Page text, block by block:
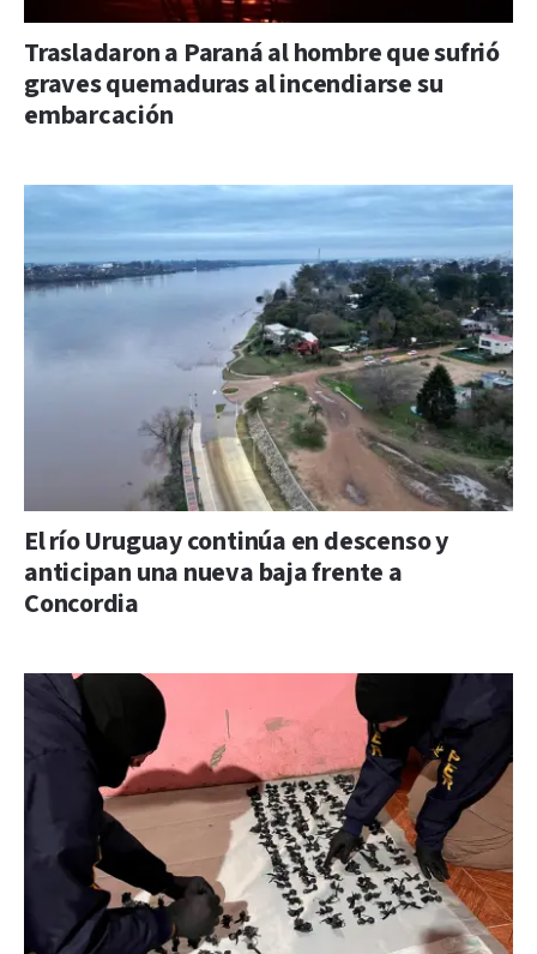
Trasladaron a Paraná al hombre que sufrió
graves quemaduras al incendiarse su
embarcación
El río Uruguay continúa en descenso y
anticipan una nueva baja frente a
Concordia